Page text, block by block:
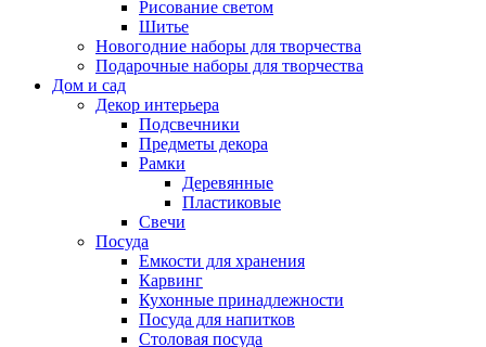
Рисование светом
Шитье
Новогодние наборы для творчества
Подарочные наборы для творчества
Дом и сад
Декор интерьера
Подсвечники
Предметы декора
Рамки
Деревянные
Пластиковые
Свечи
Посуда
Емкости для хранения
Карвинг
Кухонные принадлежности
Посуда для напитков
Столовая посуда